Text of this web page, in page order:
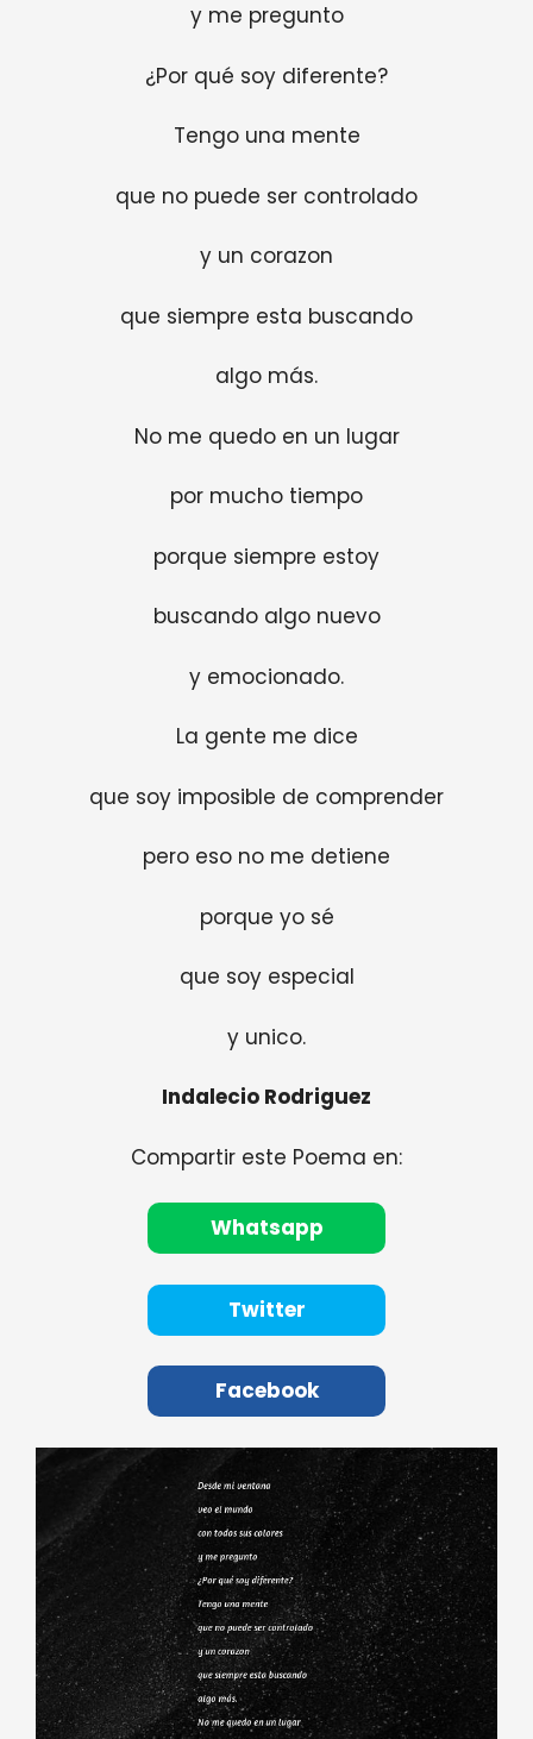
y me pregunto
¿Por qué soy diferente?
Tengo una mente
que no puede ser controlado
y un corazon
que siempre esta buscando
algo más.
No me quedo en un lugar
por mucho tiempo
porque siempre estoy
buscando algo nuevo
y emocionado.
La gente me dice
que soy imposible de comprender
pero eso no me detiene
porque yo sé
que soy especial
y unico.
Indalecio Rodriguez
Compartir este Poema en:
Whatsapp
Twitter
Facebook